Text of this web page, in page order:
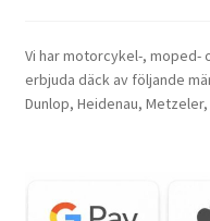
Vi har motorcykel-, moped-
erbjuda däck av följande
Dunlop, Heidenau,